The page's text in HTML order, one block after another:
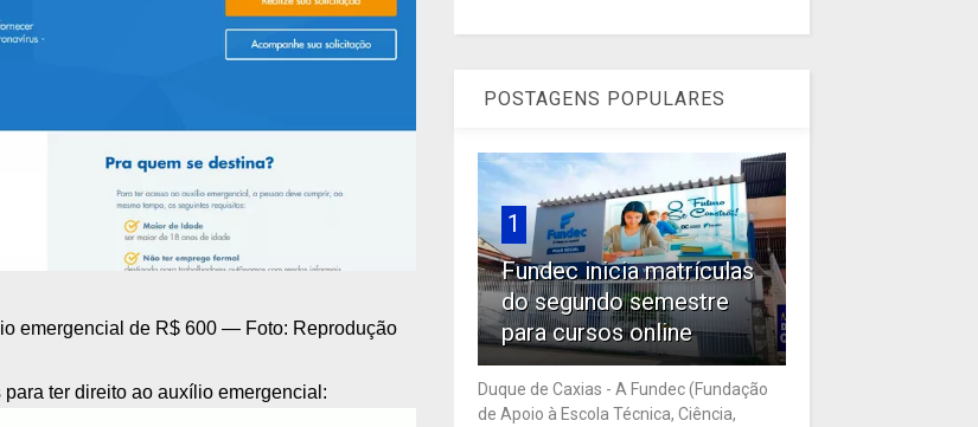
emergencial de R$ 600 — Foto: Reprodução
ter direito ao auxílio emergencial:
POSTAGENS POPULARES
1
Fundec inicia matrículas
do segundo semestre
para cursos online
Duque de Caxias - A Fundec (Fundação
de Apoio à Escola Técnica, Ciência,